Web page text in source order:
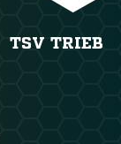
TSV TRIEB